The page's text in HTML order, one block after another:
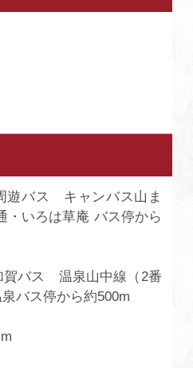
遊バス キャンバス山ま
いろは草庵 バス停から
賀バス 温泉山中線（2番
ス停から約500m